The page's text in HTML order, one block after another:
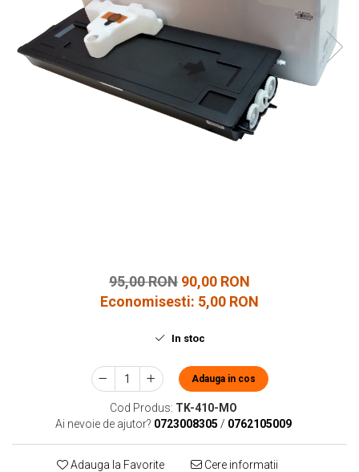
95,00 RON 90,00 RON
Economisesti: 5,00 RON
In stoc
Adauga in cos
Cod Produs: TK-410-MO
Ai nevoie de ajutor? 0723008305 / 0762105009
Adauga la Favorite Cere informatii